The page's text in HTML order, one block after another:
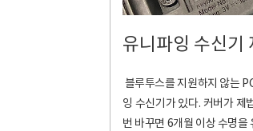
유니파잉 수신기
블루투스를 지원하지 않는
잉 수신기가 있다. 커버가 제
번 바꾸면 6개월 이상 수명을